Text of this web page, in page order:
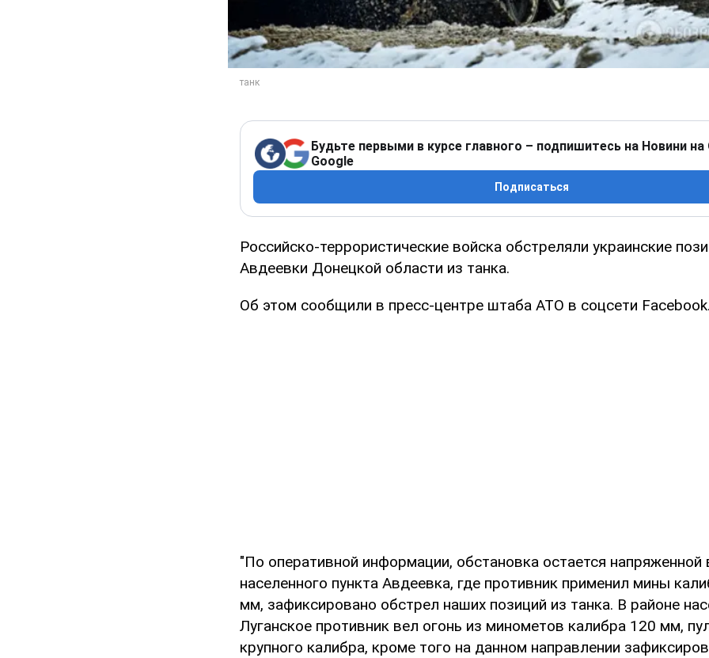
Будьте первыми в курсе главного – подпишитесь на Новини на
Google
Подписаться
Российско-террористические войска обстреляли украинские
Авдеевки Донецкой области из танка.
Об этом сообщили в пресс-центре штаба АТО в соцсети Facebook.
"По оперативной информации, обстановка остается напряженной
населенного пункта Авдеевка, где противник применил мины
мм, зафиксировано обстрел наших позиций из танка. В районе
Луганское противник вел огонь из минометов калибра 120 мм,
крупного калибра, кроме того на данном направлении